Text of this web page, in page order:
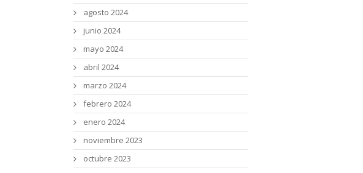
agosto 2024
junio 2024
mayo 2024
abril 2024
marzo 2024
febrero 2024
enero 2024
noviembre 2023
octubre 2023